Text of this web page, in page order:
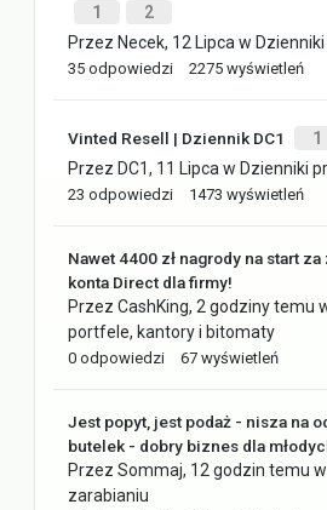
1
2
Przez Necek, 12 Lipca w
35 odpowiedzi 2275 wyświetleń
Vinted Resell | Dziennik DC1 1
Przez DC1, 11 Lipca w Dzienniki
23 odpowiedzi 1473 wyświetleń
Nawet 4400 zł nagrody na start za
konta Direct dla firmy!
Przez CashKing, 2 godziny temu
portfele, kantory i bitomaty
0 odpowiedzi 67 wyświetleń
Jest popyt, jest podaż - nisza na
butelek - dobry biznes dla
Przez Sommaj, 12 godzin temu w
zarabianiu